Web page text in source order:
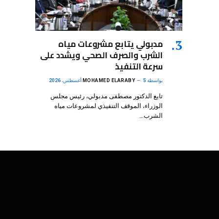
مدبولي يتابع مشروعات مياه
الشرب والصرف الصحي ويشدد على
سرعة التنفيذ
بواسطة MOHAMED ELARABY 5 أغسطس، 2026
تابع الدكتور مصطفى مدبولي، رئيس مجلس
الوزراء، الموقف التنفيذي لمشروعات مياه
الشرب…